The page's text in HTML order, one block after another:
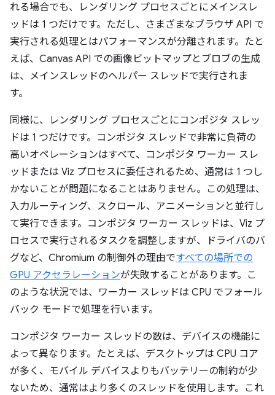
れる場合でも、レンダリング プロセスごとにメインスレ
ッドは 1 つだけです。ただし、さまざまなブラウザ API で
実行される処理とはパフォーマンスが分離されます。たと
えば、Canvas API での画像ビットマップとブロブの生成
は、メインスレッドのヘルパー スレッドで実行されま
す。
同様に、レンダリング プロセスごとにコンポジタ スレッ
ドは 1 つだけです。コンポジタ スレッドで非常に負荷の
高いオペレーションはすべて、コンポジタ ワーカー スレ
ッドまたは Viz プロセスに委任されるため、通常は 1 つし
かないことが問題になることはありません。この処理は、
入力ルーティング、スクロール、アニメーションと並行し
て実行できます。コンポジタ ワーカー スレッドは、Viz プ
ロセスで実行されるタスクを調整しますが、ドライバのバ
グなど、Chromium の制御外の理由ですべての場所での
GPU アクセラレーションが失敗することがあります。こ
のような状況では、ワーカー スレッドは CPU でフォール
バック モードで処理を行います。
コンポジタ ワーカー スレッドの数は、デバイスの機能に
よって異なります。たとえば、デスクトップは CPU コア
が多く、モバイル デバイスよりもバッテリーの制約が少
ないため、通常はより多くのスレッドを使用します。これ